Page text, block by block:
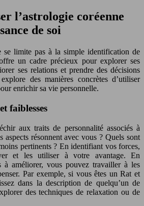
l’astrologie coréenne
de soi
se limite pas à la simple identification de
un cadre précieux pour explorer ses
ses relations et prendre des décisions
des manières concrètes d’utiliser
enrichir sa vie personnelle.
faiblesses
aux traits de personnalité associés à
aspects résonnent avec vous ? Quels sont
pertinents ? En identifiant vos forces,
et les utiliser à votre avantage. En
à améliorer, vous pouvez travailler à les
Par exemple, si vous êtes un Rat et
dans la description de quelqu’un de
des techniques de relaxation ou de